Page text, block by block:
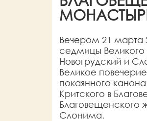
Вечером 21 марта
седмицы
Новогрудский и
Великое
покаянного
Критского в
Благовещенского
Слонима.